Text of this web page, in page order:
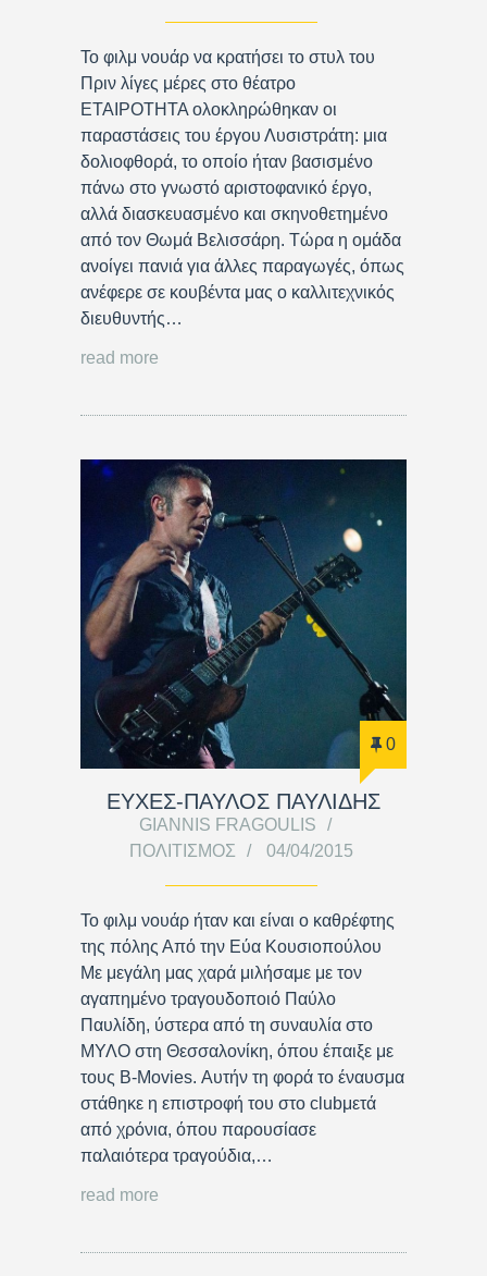
Το φιλμ νουάρ να κρατήσει το στυλ του
Πριν λίγες μέρες στο θέατρο
ΕΤΑΙΡΟΤΗΤΑ ολοκληρώθηκαν οι
παραστάσεις του έργου Λυσιστράτη: μια
δολιοφθορά, το οποίο ήταν βασισμένο
πάνω στο γνωστό αριστοφανικό έργο,
αλλά διασκευασμένο και σκηνοθετημένο
από τον Θωμά Βελισσάρη. Τώρα η ομάδα
ανοίγει πανιά για άλλες παραγωγές, όπως
ανέφερε σε κουβέντα μας ο καλλιτεχνικός
διευθυντής…
read more
0
ΕΥΧΕΣ-ΠΑΥΛΟΣ ΠΑΥΛΙΔΗΣ
GIANNIS FRAGOULIS
ΠΟΛΙΤΙΣΜΌΣ
04/04/2015
Το φιλμ νουάρ ήταν και είναι ο καθρέφτης
της πόλης Από την Εύα Κουσιοπούλου
Με μεγάλη μας χαρά μιλήσαμε με τον
αγαπημένο τραγουδοποιό Παύλο
Παυλίδη, ύστερα από τη συναυλία στο
ΜΥΛΟ στη Θεσσαλονίκη, όπου έπαιξε με
τους Β-Movies. Αυτήν τη φορά το έναυσμα
στάθηκε η επιστροφή του στο clubμετά
από χρόνια, όπου παρουσίασε
παλαιότερα τραγούδια,…
read more